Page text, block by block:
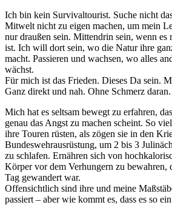
Ich bin kein Survivaltourist. Suche nicht
Mitwelt nicht zu eigen machen, um mein
nur draußen sein. Mittendrin sein, wenn es
ist. Ich will dort sein, wo die Natur ihre
macht. Passieren und wachsen, wo alles
wächst.
Für mich ist das Frieden. Dieses Da sein.
Ganz direkt und nah. Ohne Schmerz daran.
Mich hat es seltsam bewegt zu erfahren,
genau das Angst zu machen scheint. So
ihre Touren rüsten, als zögen sie in den
Bundeswehrausrüstung, um 2 bis 3
zu schlafen. Ernähren sich von
Körper vor dem Verhungern zu bewahren,
Tag gewandert war.
Offensichtlich sind ihre und meine
passiert – aber wie kommt es, dass es so